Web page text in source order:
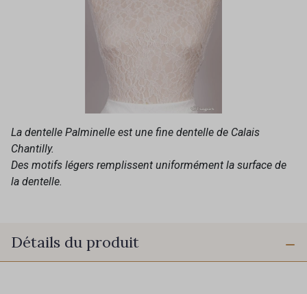
La dentelle Palminelle est une fine dentelle de Calais
Chantilly.
Des motifs légers remplissent uniformément la surface de
la dentelle.
Détails du produit